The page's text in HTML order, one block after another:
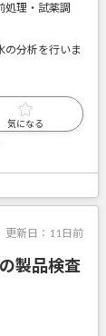
処理・試薬調
の分析を行いま
気になる
更新日： 11日前
製品検査